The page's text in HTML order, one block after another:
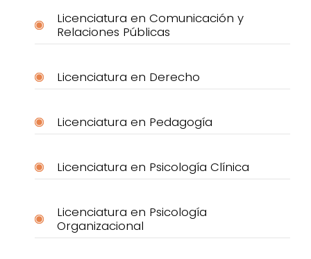
Licenciatura en Comunicación y
Relaciones Públicas
Licenciatura en Derecho
Licenciatura en Pedagogía
Licenciatura en Psicología Clínica
Licenciatura en Psicología
Organizacional